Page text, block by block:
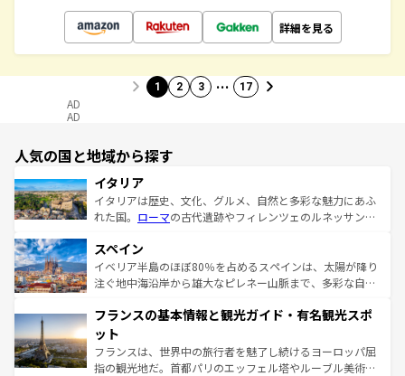
詳細を見る
1 2 3 … 17
AD
AD
人気の国と地域から探す
イタリア
イタリアは歴史、文化、グルメ、自然と多彩な魅力にあふ
れた国。 ローマの古代遺跡やフィレンツェのルネッサンス
ろん、トスカーナの美しい田園風景やアマルフィ海岸の絶
景など、自然景観も見逃せない。観光の合間には、本場の
ピザやパスタなど、絶品のイタリア料理を堪能することも
ませてくれるイタリアで、忘れられない旅をしてみよう！
なお、新着のイタリア情報は
しい。
スペイン
イベリア半島のほぼ80％を占めるスペインは、太陽が降り
注ぐ地中海沿岸から雄大なピレネー山脈まで、多彩な自然
文化が根付くこの国では、情熱的なフラメンコ、熱気あふ
れる闘牛、そして美味しいタパスが生活の一部となってい
る。首都マドリードの洗練された雰囲気や、バルセロナの
アートに溢れた街角から、地方では古代ローマ遺跡や中世
フランスの基本情報と観光ガイド・有名観光スポ
ット
フランスは、世界中の旅行者を魅了し続けるヨーロッパ屈
指の観光地だ。首都パリのエッフェル塔やルーブル美術館